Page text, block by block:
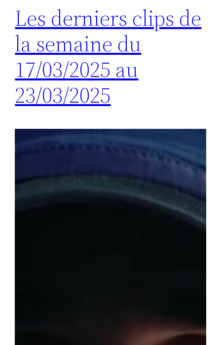
Les derniers clips de
la semaine du
17/03/2025 au
23/03/2025